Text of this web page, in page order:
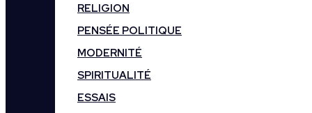
RELIGION
PENSÉE POLITIQUE
MODERNITÉ
SPIRITUALITÉ
ESSAIS